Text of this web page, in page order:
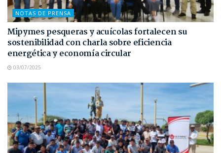
NOTAS DE PRENSA
Mipymes pesqueras y acuícolas fortalecen su
sostenibilidad con charla sobre eficiencia
energética y economía circular
03/07/2025